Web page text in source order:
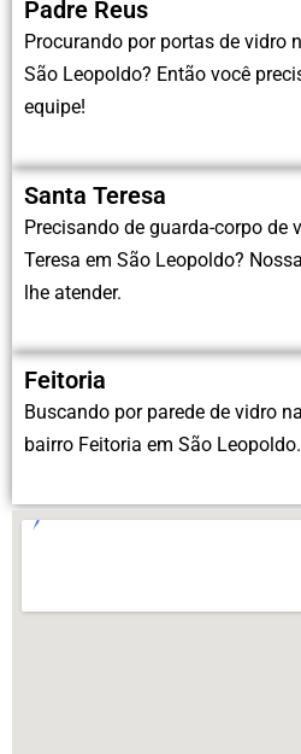
Padre Reus
Procurando por portas de vidro
São Leopoldo? Então você
equipe!
Santa Teresa
Precisando de guarda-corpo de
Teresa em São Leopoldo?
lhe atender.
Feitoria
Buscando por parede de vidro
bairro Feitoria em São Leopoldo.